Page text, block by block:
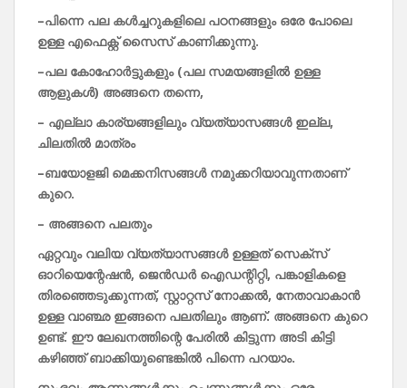
–പിന്നെ പല കൾച്ചറുകളിലെ പഠനങ്ങളും ഒരേ പോലെ
ഉള്ള എഫെക്റ്റ്സൈസ്കാണിക്കുന്നു.
–പല കോഹോർട്ടുകളും (പല സമയങ്ങളിൽ ഉള്ള
ആളുകൾ) അങ്ങനെ തന്നെ,
– എല്ലാ കാര്യങ്ങളിലും വ്യത്യാസങ്ങൾ ഇല്ല,
ചിലതിൽ മാത്രം
–ബയോളജി മെക്കനിസങ്ങൾ നമുക്കറിയാവുന്നതാണ്
കുറെ.
– അങ്ങനെ പലതും
ഏറ്റവും വലിയ വ്യത്യാസങ്ങൾ ഉള്ളത്സെക്സ്
ഓറിയെന്റേഷൻ, ജെൻഡർ ഐഡന്റിറ്റി, പങ്കാളികളെ
തിരഞ്ഞെടുക്കുന്നത്, സ്റ്റാറ്റസ്നോക്കൽ, നേതാവാകാൻ
ഉള്ള വാഞ്ഛ ഇങ്ങനെ പലതിലും ആണ്. അങ്ങനെ കുറെ
ഉണ്ട്. ഈ ലേഖനത്തിന്റെ പേരിൽ കിട്ടുന്ന അടി കിട്ടി
കഴിഞ്ഞ്ബാക്കിയുണ്ടെങ്കിൽ പിന്നെ പറയാം.